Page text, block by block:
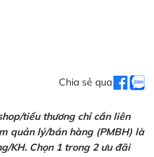
Chia sẻ qua
tiểu thương chỉ cần liên
quản lý/bán hàng (PMBH) là
KH. Chọn 1 trong 2 ưu đãi